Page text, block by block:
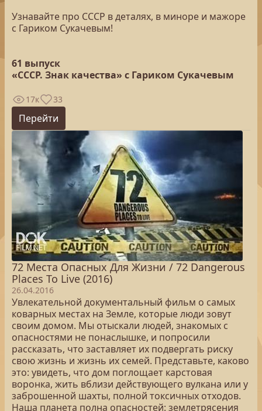
Узнавайте про СССР в деталях, в миноре и мажоре
с Гариком Сукачевым!
61 выпуск
«СССР. Знак качества» с Гариком Сукачевым
17к 33
Перейти
72 Места Опасных Для Жизни / 72 Dangerous
Places To Live (2016)
26.04.2016
Увлекательной документальный фильм о самых
коварных местах на Земле, которые люди зовут
своим домом. Мы отыскали людей, знакомых с
опасностями не понаслышке, и попросили
рассказать, что заставляет их подвергать риску
свою жизнь и жизнь их семей. Представьте, каково
это: увидеть, что дом поглощает карстовая
воронка, жить вблизи действующего вулкана или у
заброшенной шахты, полной токсичных отходов.
Наша планета полна опасностей: землетрясения